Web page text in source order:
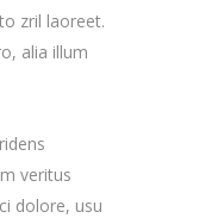
zril laoreet.
alia illum
veritus
dolore, usu